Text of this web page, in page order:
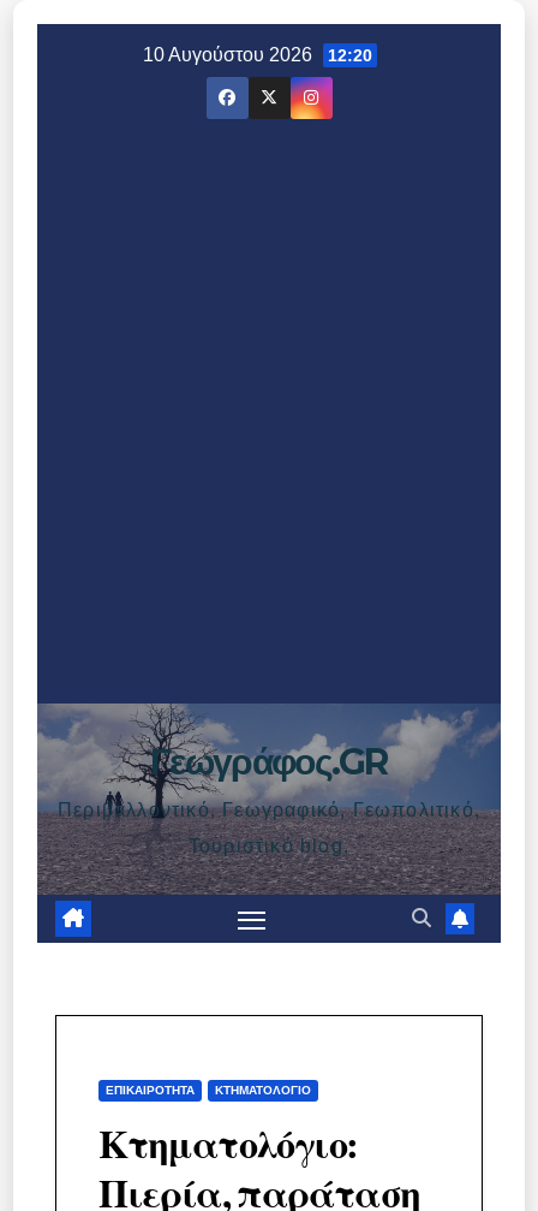
10 Αυγούστου 2026 12:20
Γεωγράφος.GR
Περιβαλλοντικό, Γεωγραφικό, Γεωπολιτικό,
Τουριστικό blog.
ΕΠΙΚΑΙΡΌΤΗΤΑ ΚΤΗΜΑΤΟΛΌΓΙΟ
Κτηματολόγιο:
Πιερία, παράταση